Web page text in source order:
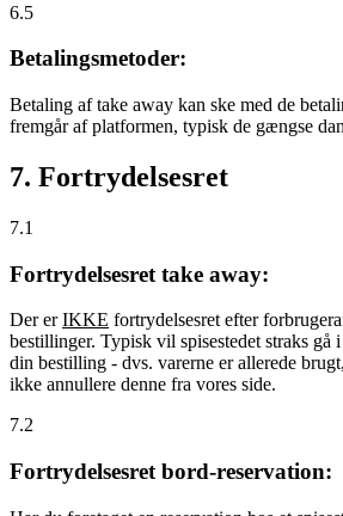
6.5
Betalingsmetoder:
Betaling af take away kan ske med de
fremgår af platformen, typisk de gængse
7. Fortrydelsesret
7.1
Fortrydelsesret take away:
Der erIKKE fortrydelsesret efter
bestillinger. Typisk vil spisestedet straks gå
din bestilling - dvs. varerne er allerede
ikke annullere denne fra vores side.
7.2
Fortrydelsesret bord-reservation: